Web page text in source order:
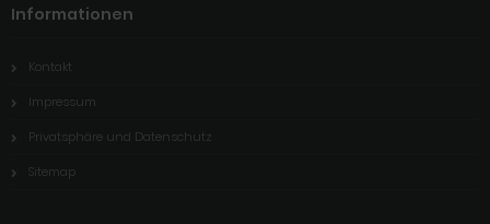
Informationen
Kontakt
Impressum
Privatsphäre und Datenschutz
Sitemap